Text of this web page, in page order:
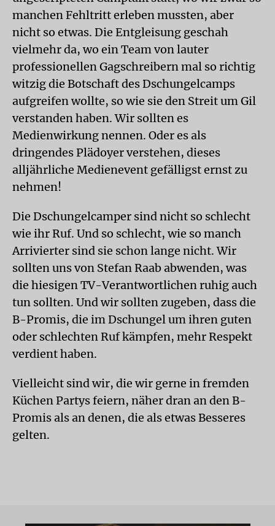
manchen Fehltritt erleben mussten, aber
nicht so etwas. Die Entgleisung geschah
vielmehr da, wo ein Team von lauter
professionellen Gagschreibern mal so richtig
witzig die Botschaft des Dschungelcamps
aufgreifen wollte, so wie sie den Streit um Gil
verstanden haben. Wir sollten es
Medienwirkung nennen. Oder es als
dringendes Plädoyer verstehen, dieses
alljährliche Medienevent gefälligst ernst zu
nehmen!
Die Dschungelcamper sind nicht so schlecht
wie ihr Ruf. Und so schlecht, wie so manch
Arrivierter sind sie schon lange nicht. Wir
sollten uns von Stefan Raab abwenden, was
die hiesigen TV-Verantwortlichen ruhig auch
tun sollten. Und wir sollten zugeben, dass die
B-Promis, die im Dschungel um ihren guten
oder schlechten Ruf kämpfen, mehr Respekt
verdient haben.
Vielleicht sind wir, die wir gerne in fremden
Küchen Partys feiern, näher dran an den B-
Promis als an denen, die als etwas Besseres
gelten.